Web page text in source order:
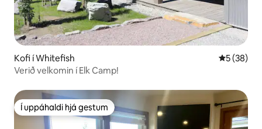
Kofi í Whitefish 5 af 5 í
5 (38)
Verið velkomin í Elk Camp!
Í uppáhaldi hjá gestum
Í uppáhaldi hjá gestum